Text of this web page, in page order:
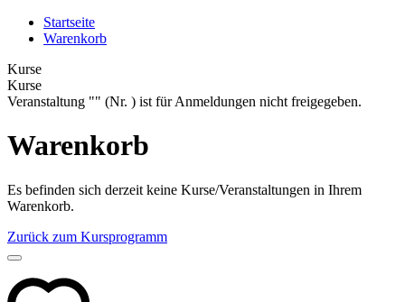
Startseite
Warenkorb
Kurse
Kurse
Veranstaltung "" (Nr. ) ist für Anmeldungen nicht freigegeben.
Warenkorb
Es befinden sich derzeit keine Kurse/Veranstaltungen in Ihrem
Warenkorb.
Zurück zum Kursprogramm